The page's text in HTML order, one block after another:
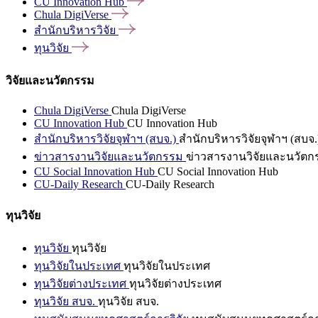
Chula DigiVerse
สำนักบริหารวิจัย
ทุนวิจัย
วิจัยและนวัตกรรม
Chula DigiVerse Chula DigiVerse
CU Innovation Hub CU Innovation Hub
สำนักบริหารวิจัยจุฬาฯ (สบจ.) สำนักบริหารวิจัยจุฬาฯ (สบจ
ข่าวสารงานวิจัยและนวัตกรรม ข่าวสารงานวิจัยและนวัตก
CU Social Innovation Hub CU Social Innovation Hub
CU-Daily Research CU-Daily Research
ทุนวิจัย
ทุนวิจัย ทุนวิจัย
ทุนวิจัยในประเทศ ทุนวิจัยในประเทศ
ทุนวิจัยต่างประเทศ ทุนวิจัยต่างประเทศ
ทุนวิจัย สบจ. ทุนวิจัย สบจ.